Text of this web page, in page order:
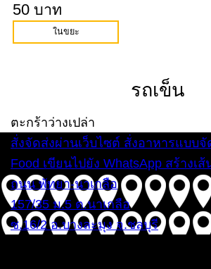
50 บาท
ในขยะ
รถเข็น
ตะกร้าว่างเปล่า
สั่งจัดส่งผ่านเว็บไซต์ สั่งอาหารแบบจั
Food เขียนไปยัง WhatsApp สร้างเส้
ถนน พัทยา-นาเกลือ
157/35 ม.5 ต.นาเกลือ
ซ.16/2 อ.บางละมุง จ.ชลบุรี